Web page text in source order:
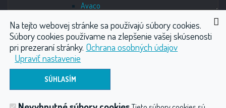
Avaco
Ultrazvuky
Intelect Mobile 2 Ultrasound
PhysioGo 200A
Terapeutické lasery
PhysioGo 400C
Vysokovýkonné lasery
Na tejto webovej stránke sa používajú súbory cookies.
Súbory cookies používame na zlepšenie vašej skúsenosti
pri prezeraní stránky. Ochrana osobných údajov
Upraviť nastavenie